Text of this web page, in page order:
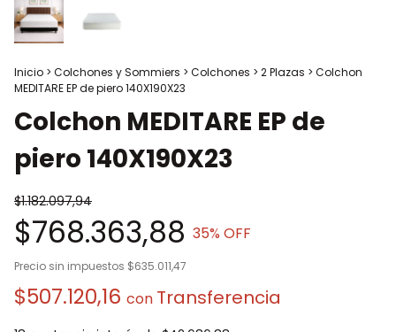
Inicio > Colchones y Sommiers > Colchones > 2 Plazas > Colchon
MEDITARE EP de piero 140X190X23
Colchon MEDITARE EP de
piero 140X190X23
$1.182.097,94
$768.363,88 35% OFF
Precio sin impuestos $635.011,47
$507.120,16 con